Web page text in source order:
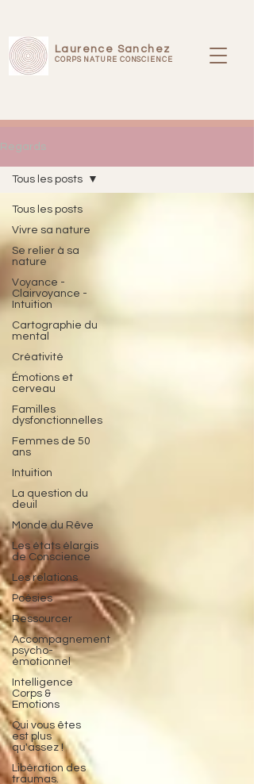
Laurence Sanchez
CORPS NATURE CONSCIENCE
Regards
Tous les posts
Vivre sa nature
Se relier à sa
nature
Voyance -
Clairvoyance -
Intuition
Cartographie du
mental
Créativité
Émotions et
cerveau
Familles
dysfonctionnelles
Femmes de 50
ans
Intuition
La question du
deuil
Monde du Rêve
Les états élargis
de Conscience
Les relations
Poésies
Ressourcer
Accompagnement
psycho-
émotionnel
Intelligence
Corps &
Emotions
Qui vous êtes
est plus
qu'assez !
Libération des
traumas.
Tous les posts